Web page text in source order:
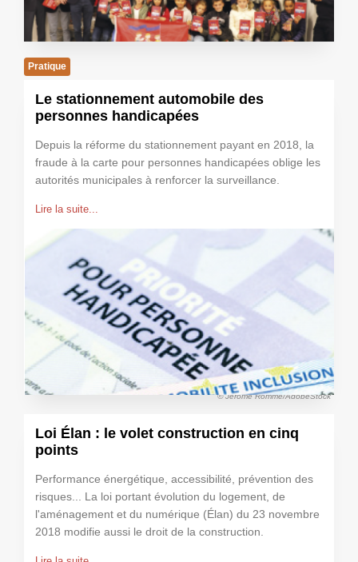
Pratique
Le stationnement automobile des
personnes handicapées
Depuis la réforme du stationnement payant en 2018, la
fraude à la carte pour personnes handicapées oblige les
autorités municipales à renforcer la surveillance.
Lire la suite...
© Jérôme Rommé/AdobeStock
Loi Élan : le volet construction en cinq
points
Performance énergétique, accessibilité, prévention des
risques... La loi portant évolution du logement, de
l'aménagement et du numérique (Élan) du 23 novembre
2018 modifie aussi le droit de la construction.